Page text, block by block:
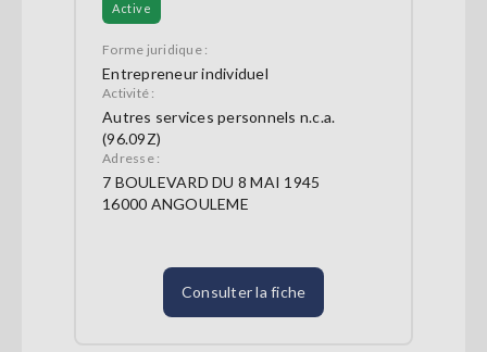
Active
Forme juridique :
Entrepreneur individuel
Activité :
Autres services personnels n.c.a.
(96.09Z)
Adresse :
7 BOULEVARD DU 8 MAI 1945
16000 ANGOULEME
Consulter la fiche